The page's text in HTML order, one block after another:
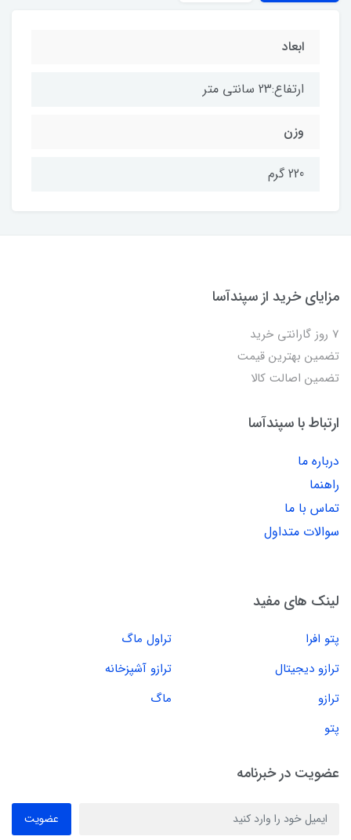
ابعاد
ارتفاع:23 سانتی متر
وزن
220 گرم
مزایای خرید از سپندآسا
7 روز گارانتی خرید
تضمین بهترین قیمت
تضمین اصالت کالا
ارتباط با سپندآسا
درباره ما
راهنما
تماس با ما
سوالات متداول
لینک های مفید
پتو افرا
تراول ماگ
ترازو دیجیتال
ترازو آشپزخانه
ترازو
ماگ
پتو
عضویت در خبرنامه
عضویت